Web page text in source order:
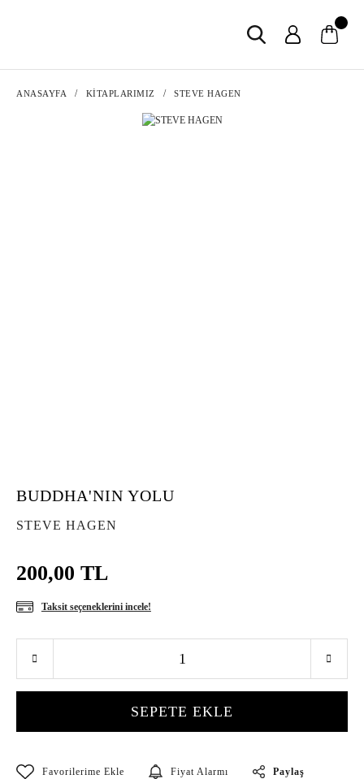
ANASAYFA KİTAPLARIMIZ STEVE HAGEN
BUDDHA'NIN YOLU
STEVE HAGEN
200,00 TL
Taksit seçeneklerini incele!
SEPETE EKLE
Fiyat Alarmı Paylaş